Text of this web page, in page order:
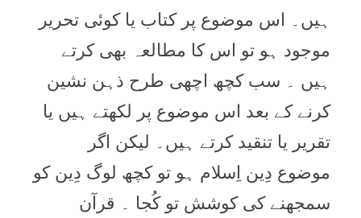
ہیں۔ اس موضوع پر کتاب یا کوئی تحریر
موجود ہو تو اس کا مطالعہ بھی کرتے
ہیں ۔ سب کچھ اچھی طرح ذہن نشین
کرنے کے بعد اس موضوع پر لکھتے ہیں یا
تقریر یا تنقید کرتے ہیں۔ لیکن اگر
موضوع دِین اِسلام ہو تو کچھ لوگ دِین کو
سمجھنے کی کوشش تو کُجا ۔ قرآن